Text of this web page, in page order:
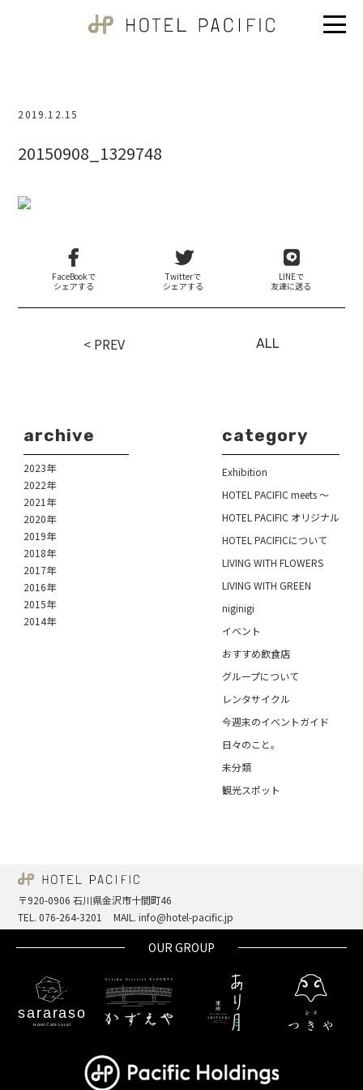
2019.12.15
20150908_1329748
FaceBookで
シェアする
Twitterで
シェアする
LINEで
友達に送る
< PREV ALL
archive
2023年
2022年
2021年
2020年
2019年
2018年
2017年
2016年
2015年
2014年
category
Exhibition
HOTEL PACIFIC meets ～
HOTEL PACIFIC オリジナル
HOTEL PACIFICについて
LIVING WITH FLOWERS
LIVING WITH GREEN
niginigi
イベント
おすすめ飲食店
グループについて
レンタサイクル
今週末のイベントガイド
日々のこと。
未分類
観光スポット
〒920-0906 石川県金沢市十間町46
TEL. 076-264-3201
MAIL. info@hotel-pacific.jp
OUR GROUP